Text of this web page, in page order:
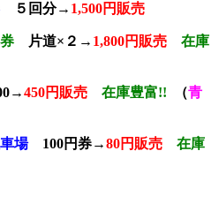
５回分→ 1,500円販売
片道×２→ 1,800円販売 在庫
450円販売 在庫豊富!! （青
場100円券→80円販売
在庫